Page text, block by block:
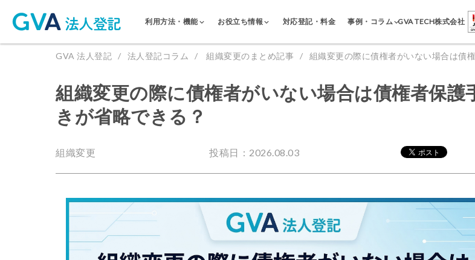
利用方法・機能 お役立ち情報 対応登記・料金 事例・コラム GVA TECH株式会社
GVA 法人登記 法人登記コラム 組織変更のまとめ記事 組織変更の際に債権者がいない場合は債
組織変更の際に債権者がいない場合は債権者保護
きが省略できる？
組織変更 投稿日：2026.08.03